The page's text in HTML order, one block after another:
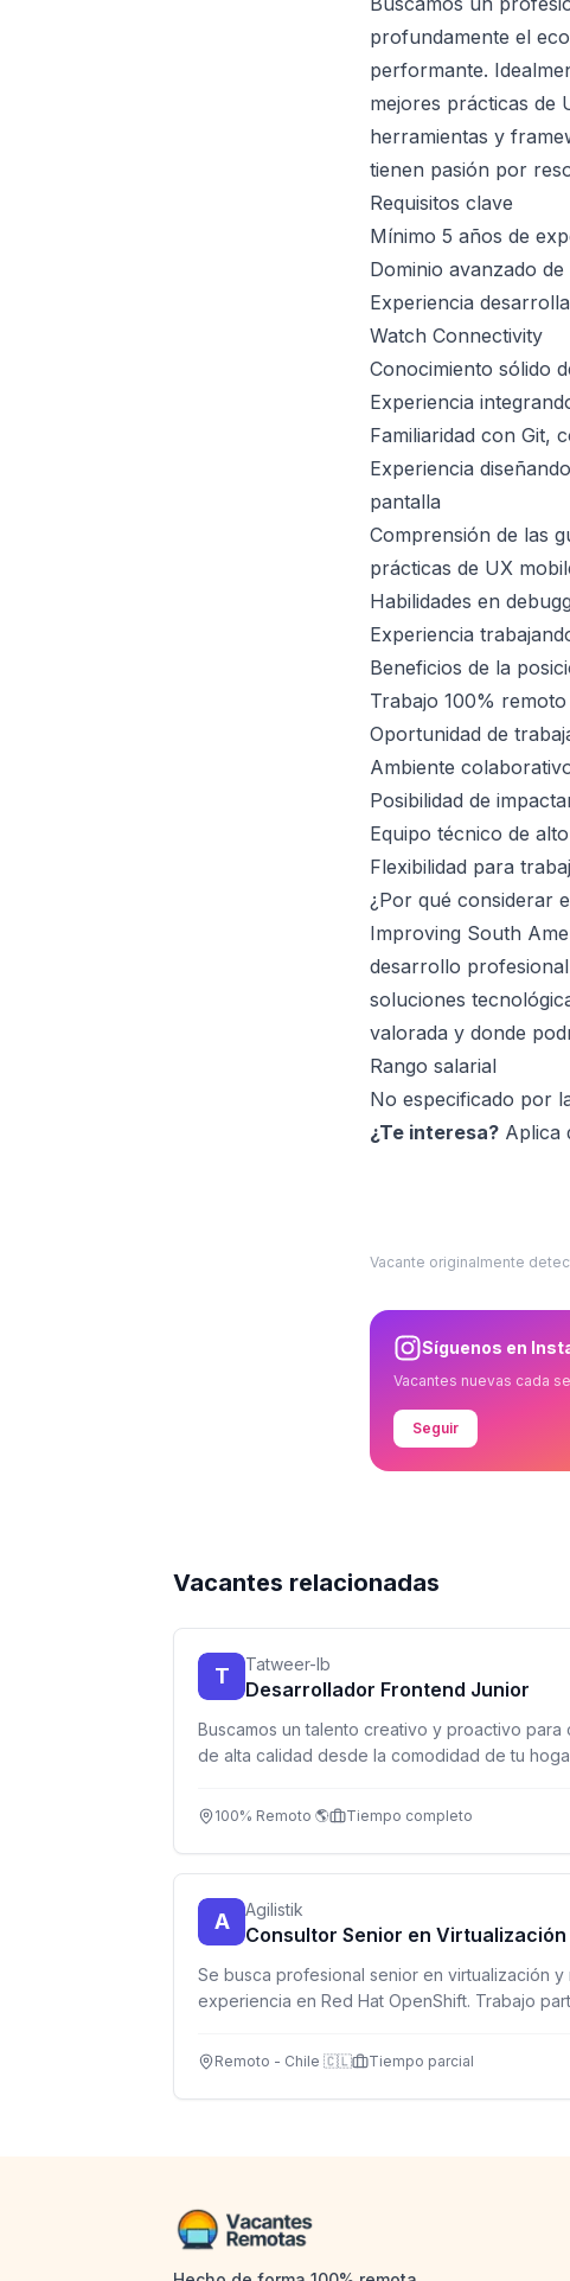
profundamente el
performante.
mejores prácticas de
herramientas y
tienen pasión por
Requisitos clave
Mínimo 5 años de
Dominio avanzado
Experiencia
Watch Connectivity
Conocimiento sólido
Experiencia
Familiaridad con Git,
Experiencia
pantalla
Comprensión de las
prácticas de UX
Habilidades en
Experiencia
Beneficios de la
Trabajo 100%
Oportunidad de
Ambiente
Posibilidad de
Equipo técnico de
Flexibilidad para
¿Por qué considerar
Improving South
desarrollo
soluciones
valorada y donde
Rango salarial
No especificado por
¿Te interesa? Aplica
Vacante originalmente
Síguenos en
Vacantes nuevas cada
Seguir
Vacantes relacionadas
T Tatweer-lb
Desarrollador Frontend Junior
Buscamos un talento creativo y proactivo para
de alta calidad desde la comodidad de tu
100% Remoto 🌎 Tiempo completo
A Agilistik
Consultor Senior en
Se busca profesional senior en virtualización y
experiencia en Red Hat OpenShift. Trabajo
Remoto - Chile 🇨🇱 Tiempo parcial